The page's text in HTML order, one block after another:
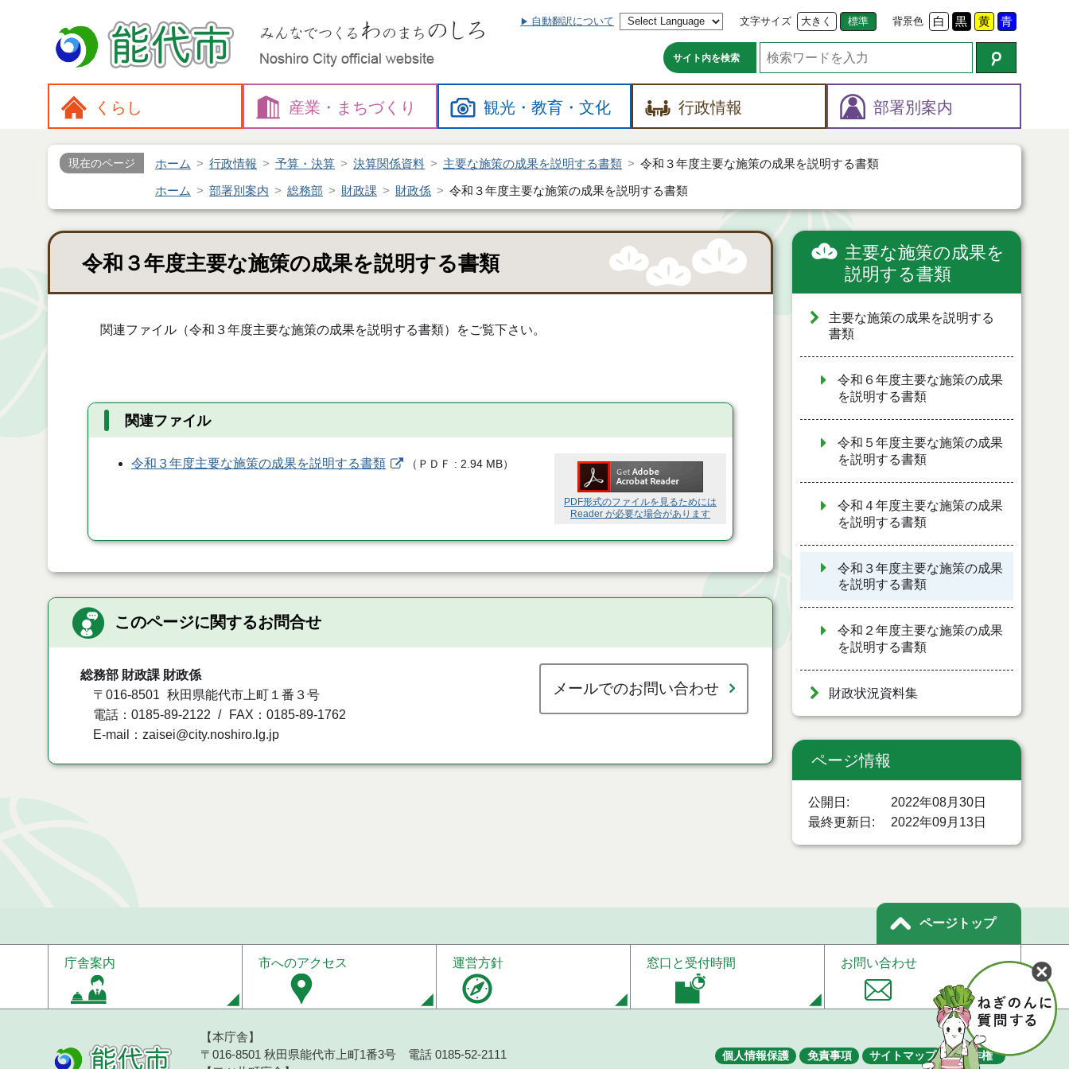
自動翻訳について 文字サイズ 大きく 標準 背景色 白 黒 黄 青
サイト内を検索
くらし 産業・ まちづくり 観光・教育・文化 行政情報 部署別案内
現在のページ ホーム 行政情報 予算・決算 決算関係資料 主要な施策の成果を説明する書類 令和３年度主要な施策の成果を説明する書類
ホーム 部署別案内 総務部 財政課 財政係 令和３年度主要な施策の成果を説明する書類
令和３年度主要な施策の成果を説明する書類
関連ファイル（令和３年度主要な施策の成果を説明する書類）をご覧下さい。
関連ファイル
PDF形式のファイルを見るためには
Reader が必要な場合があります
令和３年度主要な施策の成果を説明する書類 （ ＰＤＦ 2.94 MB）
このページに関するお問合せ
総務部 財政課 財政係
〒016-8501
秋田県能代市上町１番３号
電話：0185-89-2122
FAX：0185-89-1762
E-mail：zaisei@city.noshiro.lg.jp
メールでのお問い合わせ
主要な施策の成果を
説明する書類
主要な施策の成果を説明する
書類
令和６年度主要な施策の成果
を説明する書類
令和５年度主要な施策の成果
を説明する書類
令和４年度主要な施策の成果
を説明する書類
令和３年度主要な施策の成果
を説明する書類
令和２年度主要な施策の成果
を説明する書類
財政状況資料集
ページ情報
公開日
2022年08月30日
最終更新日
2022年09月13日
ページトップ
庁舎案内 市へのアクセス 運営方針 窓口と受付時間 お問い合わせ
個人情報保護 免責事項 サイトマップ 著作権
【本庁舎】
〒016-8501 秋田県能代市上町1番3号 電話 0185-52-2111